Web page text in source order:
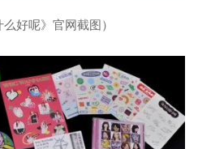
么好呢》官网截图）